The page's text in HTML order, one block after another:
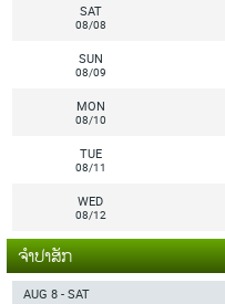
SAT
08/08
SUN
08/09
MON
08/10
TUE
08/11
WED
08/12
ຈຳປາສັກ
AUG 8 - SAT